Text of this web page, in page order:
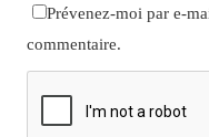
Prévenez-moi par e-
commentaire.